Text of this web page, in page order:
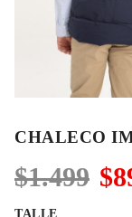
CHALECO
$1.499 El
$
TALLE